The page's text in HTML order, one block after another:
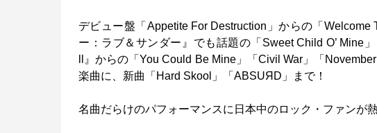
デビュー盤「Appetite For Destruction」からの「
ー：ラブ＆サンダー』でも話題の「Sweet Child O’ Mine
ll』からの「You Could Be Mine」「Civil War」「
楽曲に、新曲「Hard Skool」「ABSUЯD」まで！
名曲だらけのパフォーマンスに日本中のロック・ファンが熱